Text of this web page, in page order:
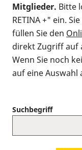
Mitglieder. Bitte
RETINA +" ein.
füllen Sie den
direkt Zugriff auf
Wenn Sie noch
auf eine Auswahl
Suchbegriff